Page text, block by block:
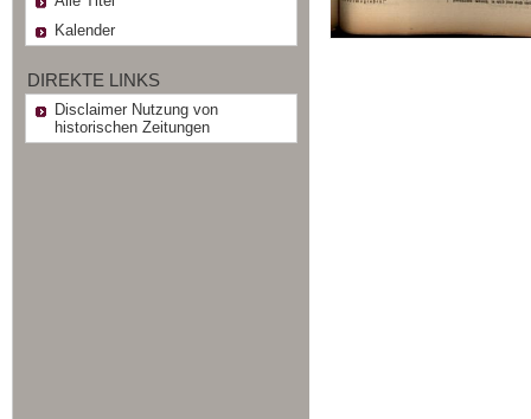
Kalender
DIREKTE LINKS
Disclaimer Nutzung von
historischen Zeitungen